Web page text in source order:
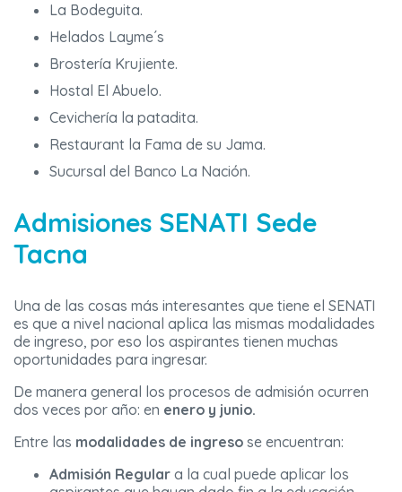
La Bodeguita.
Helados Layme´s
Brostería Krujiente.
Hostal El Abuelo.
Cevichería la patadita.
Restaurant la Fama de su Jama.
Sucursal del Banco La Nación.
Admisiones SENATI Sede
Tacna
Una de las cosas más interesantes que tiene el SENATI
es que a nivel nacional aplica las mismas modalidades
de ingreso, por eso los aspirantes tienen muchas
oportunidades para ingresar.
De manera general los procesos de admisión ocurren
dos veces por año: en enero y junio.
Entre las modalidades de ingreso se encuentran:
Admisión Regular a la cual puede aplicar los